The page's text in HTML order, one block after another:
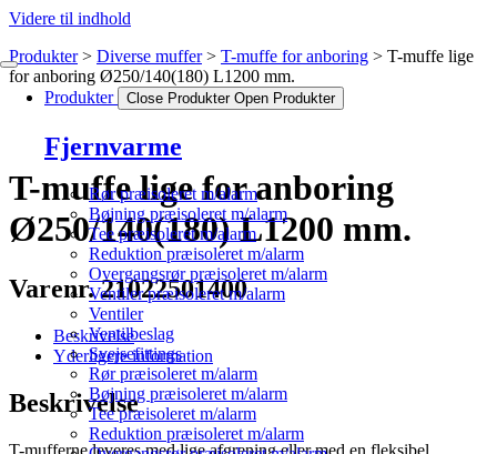
Videre til indhold
Produkter Close Produkter Open Produkter
Fjernvarme
Rør præisoleret m/alarm
Bøjning præisoleret m/alarm
Tee præisoleret m/alarm
Reduktion præisoleret m/alarm
Overgangsrør præisoleret m/alarm
Ventiler præisoleret m/alarm
Ventiler
Ventilbeslag
Svejsefittings
Rør præisoleret m/alarm
Bøjning præisoleret m/alarm
Tee præisoleret m/alarm
Reduktion præisoleret m/alarm
Produkter Diverse muffer T-muffe for anboring
T-muffe lige
for anboring Ø250/140(180) L1200 mm.
T-muffe lige for anboring
Ø250/140(180) L1200 mm.
Varenr. 21022501400
Beskrivelse
Yderligere information
Beskrivelse
T-mufferne leveres med lige afgrening eller med en fleksibel